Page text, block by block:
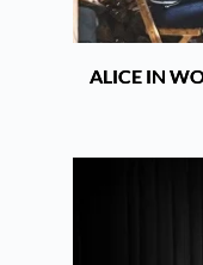
ALICE IN